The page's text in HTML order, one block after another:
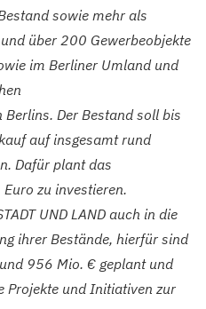
sowie mehr als
über 200 Gewerbeobjekte
im Berliner Umland und
Der Bestand soll bis
auf insgesamt rund
Dafür plant das
zu investieren.
UND LAND auch in die
ihrer Bestände, hierfür sind
956 Mio. € geplant und
Projekte und Initiativen zur